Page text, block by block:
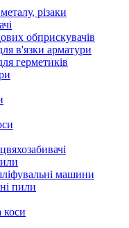
різаки
обприскувачів
в'язки арматури
герметиків
машини
пили
коси